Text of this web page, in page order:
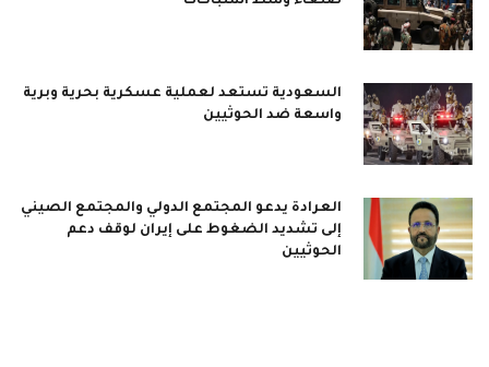
السعودية تستعد لعملية عسكرية بحرية وبرية
واسعة ضد الحوثيين
العرادة يدعو المجتمع الدولي والمجتمع الصيني
إلى تشديد الضغوط على إيران لوقف دعم
الحوثيين